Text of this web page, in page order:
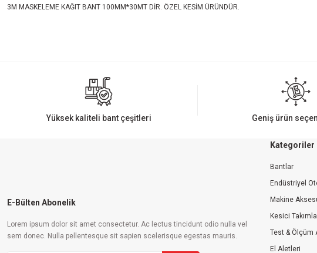
3M MASKELEME KAĞIT BANT 100MM*30MT DİR. ÖZEL KESİM ÜRÜNDÜR.
Ürün resmi kalitesiz, bozuk veya görüntülenemiyor.
Ürün açıklamasında eksik bilgiler bulunuyor.
Yüksek kaliteli bant çeşitleri Geniş ürün
E-Bülten Abonelik
Lorem ipsum dolor sit amet consectetur. Ac lectus tincidunt odio nulla vel
sem donec. Nulla pellentesque sit sapien scelerisque egestas mauris.
Kategoriler
Bantlar
Endüstriyel
Makine
Kesici
Test & Ölçüm
El Aletleri